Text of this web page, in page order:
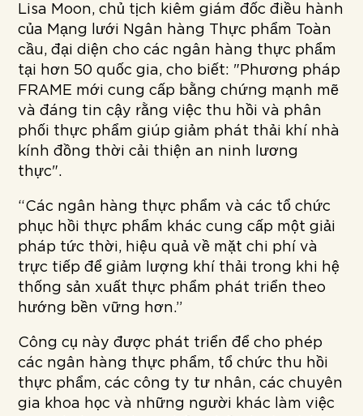
Lisa Moon, chủ tịch kiêm giám đốc điều hành
của Mạng lưới Ngân hàng Thực phẩm Toàn
cầu, đại diện cho các ngân hàng thực phẩm
tại hơn 50 quốc gia, cho biết: "Phương pháp
FRAME mới cung cấp bằng chứng mạnh mẽ
và đáng tin cậy rằng việc thu hồi và phân
phối thực phẩm giúp giảm phát thải khí nhà
kính đồng thời cải thiện an ninh lương
thực".
“Các ngân hàng thực phẩm và các tổ chức
phục hồi thực phẩm khác cung cấp một giải
pháp tức thời, hiệu quả về mặt chi phí và
trực tiếp để giảm lượng khí thải trong khi hệ
thống sản xuất thực phẩm phát triển theo
hướng bền vững hơn.”
Công cụ này được phát triển để cho phép
các ngân hàng thực phẩm, tổ chức thu hồi
thực phẩm, các công ty tư nhân, các chuyên
gia khoa học và những người khác làm việc